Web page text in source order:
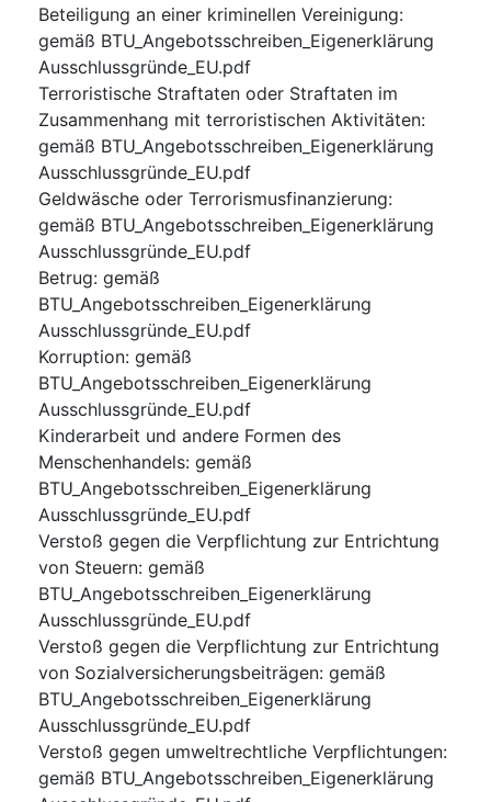
Beteiligung an einer kriminellen Vereinigung:
gemäß BTU_Angebotsschreiben_Eigenerklärung
Ausschlussgründe_EU.pdf
Terroristische Straftaten oder Straftaten im
Zusammenhang mit terroristischen Aktivitäten:
gemäß BTU_Angebotsschreiben_Eigenerklärung
Ausschlussgründe_EU.pdf
Geldwäsche oder Terrorismusfinanzierung:
gemäß BTU_Angebotsschreiben_Eigenerklärung
Ausschlussgründe_EU.pdf
Betrug: gemäß
BTU_Angebotsschreiben_Eigenerklärung
Ausschlussgründe_EU.pdf
Korruption: gemäß
BTU_Angebotsschreiben_Eigenerklärung
Ausschlussgründe_EU.pdf
Kinderarbeit und andere Formen des
Menschenhandels: gemäß
BTU_Angebotsschreiben_Eigenerklärung
Ausschlussgründe_EU.pdf
Verstoß gegen die Verpflichtung zur Entrichtung
von Steuern: gemäß
BTU_Angebotsschreiben_Eigenerklärung
Ausschlussgründe_EU.pdf
Verstoß gegen die Verpflichtung zur Entrichtung
von Sozialversicherungsbeiträgen: gemäß
BTU_Angebotsschreiben_Eigenerklärung
Ausschlussgründe_EU.pdf
Verstoß gegen umweltrechtliche Verpflichtungen:
gemäß BTU_Angebotsschreiben_Eigenerklärung